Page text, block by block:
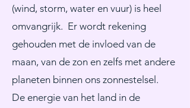
(wind, storm, water en vuur) is heel
omvangrijk. Er wordt rekening
gehouden met de invloed van de
maan, van de zon en zelfs met andere
planeten binnen ons zonnestelsel.
De energie van het land in de